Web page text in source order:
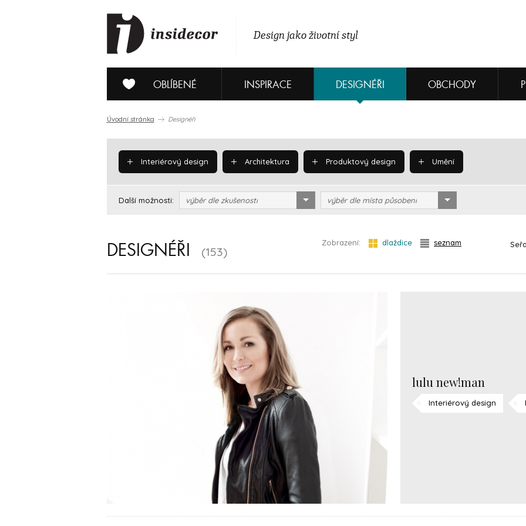
Design jako životní styl
OBLÍBENÉ INSPIRACE DESIGNÉŘI OBCHODY
Úvodní stránka Designéři
Interiérový design Architektura Produktový design Umění
Další možnosti: výběr dle zkušenosti výběr dle místa působení
DESIGNÉŘI (153)
Zobrazení: dlaždice seznam
lulu new!man
Interiérový design